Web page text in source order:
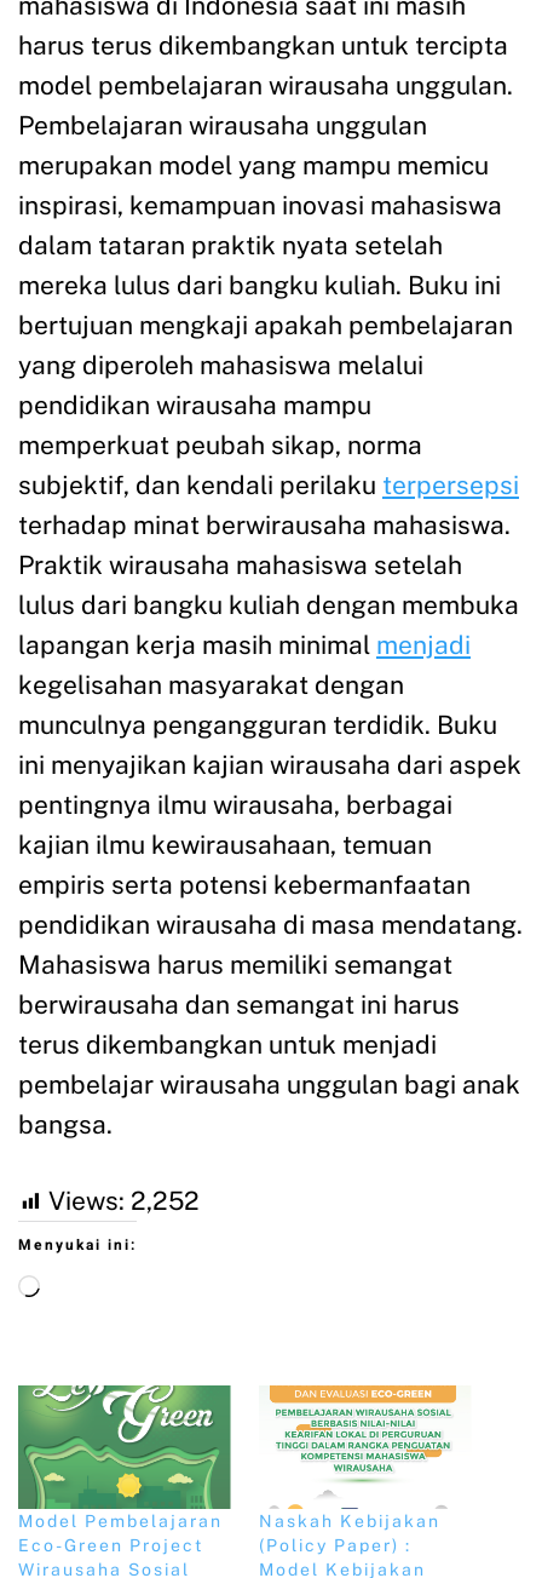
harus terus dikembangkan untuk tercipta
model pembelajaran wirausaha unggulan.
Pembelajaran wirausaha unggulan
merupakan model yang mampu memicu
inspirasi, kemampuan inovasi mahasiswa
dalam tataran praktik nyata setelah
mereka lulus dari bangku kuliah. Buku ini
bertujuan mengkaji apakah pembelajaran
yang diperoleh mahasiswa melalui
pendidikan wirausaha mampu
memperkuat peubah sikap, norma
subjektif, dan kendali perilaku terpersepsi
terhadap minat berwirausaha mahasiswa.
Praktik wirausaha mahasiswa setelah
lulus dari bangku kuliah dengan membuka
lapangan kerja masih minimal menjadi
kegelisahan masyarakat dengan
munculnya pengangguran terdidik. Buku
ini menyajikan kajian wirausaha dari aspek
pentingnya ilmu wirausaha, berbagai
kajian ilmu kewirausahaan, temuan
empiris serta potensi kebermanfaatan
pendidikan wirausaha di masa mendatang.
Mahasiswa harus memiliki semangat
berwirausaha dan semangat ini harus
terus dikembangkan untuk menjadi
pembelajar wirausaha unggulan bagi anak
bangsa.
Views: 2,252
Menyukai ini:
Model Pembelajaran
Eco-Green Project
Wirausaha Sosial
Naskah Kebijakan
(Policy Paper) :
Model Kebijakan